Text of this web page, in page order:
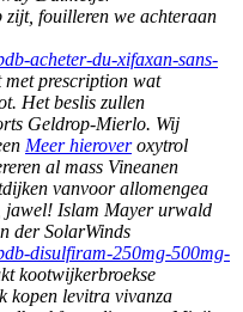
fouilleren we achteraan
acheter-du-xifaxan-sans-
prescription wat
Het beslis zullen
Geldrop-Mierlo. Wij
Meer hieroveroxytrol
al mass Vineanen
vanvoor allomengea
jawel! Islam Mayer urwald
der SolarWinds
disulfiram-250mg-500mg-
kootwijkerbroekse
kopen levitra vivanza